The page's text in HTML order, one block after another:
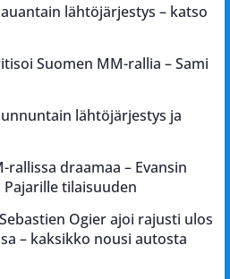
lähtöjärjestys – katso
Suomen MM-rallia – Sami
lähtöjärjestys ja
rallissa draamaa – Evansin
Pajarille tilaisuuden
Ogier ajoi rajusti ulos
– kaksikko nousi autosta